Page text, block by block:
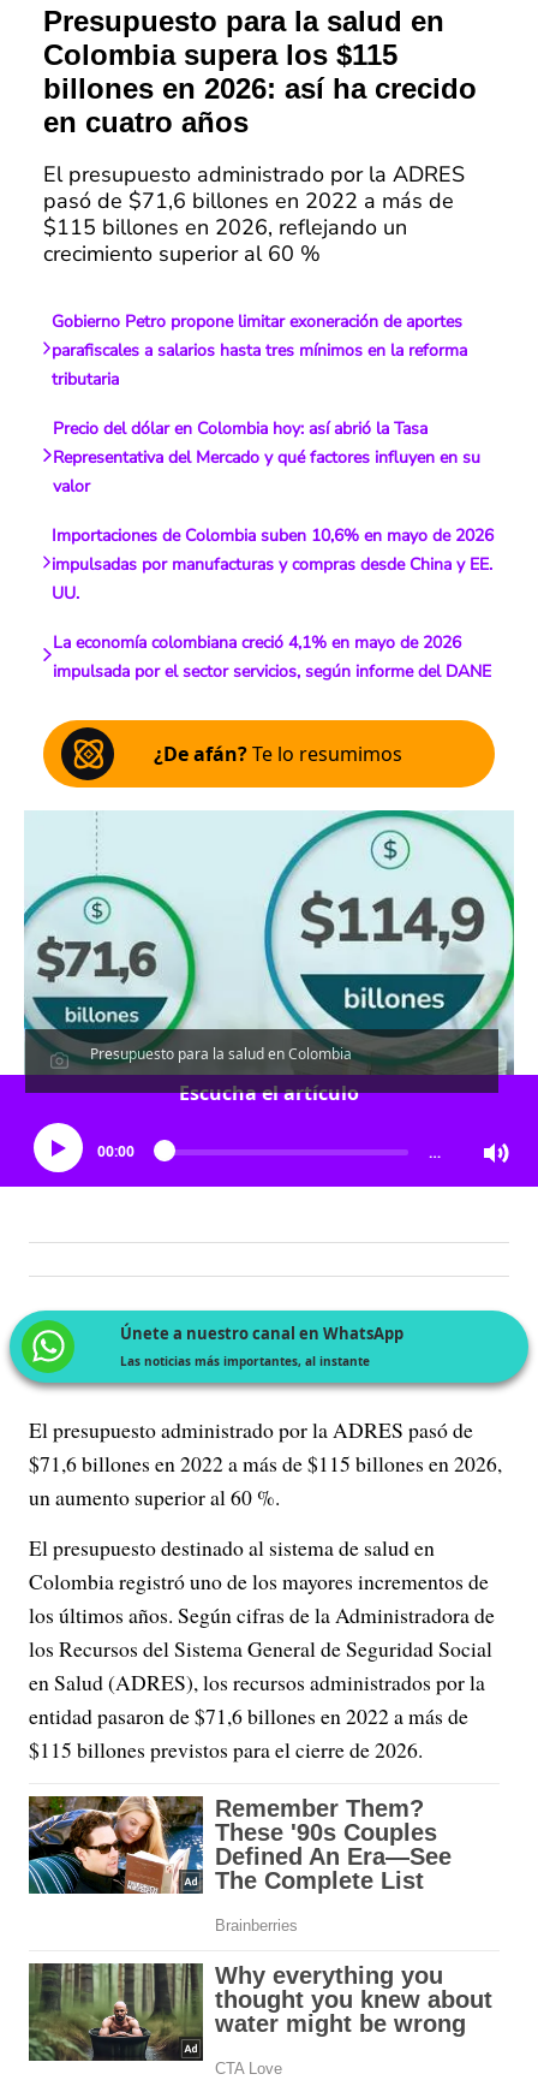
Presupuesto para la salud en
Colombia supera los $115
billones en 2026: así ha crecido
en cuatro años
El presupuesto administrado por la ADRES
pasó de $71,6 billones en 2022 a más de
$115 billones en 2026, reflejando un
crecimiento superior al 60 %
Gobierno Petro propone limitar exoneración de aportes
parafiscales a salarios hasta tres mínimos en la reforma
tributaria
Precio del dólar en Colombia hoy: así abrió la Tasa
Representativa del Mercado y qué factores influyen en su
valor
Importaciones de Colombia suben 10,6% en mayo de 2026
impulsadas por manufacturas y compras desde China y EE.
UU.
La economía colombiana creció 4,1% en mayo de 2026
impulsada por el sector servicios, según informe del DANE
¿De afán?Te lo resumimos
Presupuesto para la salud en Colombia
Escucha el artículo
00:00 …
Únete a nuestro canal en WhatsApp
Las noticias más importantes, al instante
El presupuesto administrado por la ADRES pasó de
$71,6 billones en 2022 a más de $115 billones en 2026,
un aumento superior al 60 %.
El presupuesto destinado al sistema de salud en
Colombia registró uno de los mayores incrementos de
los últimos años. Según cifras de la Administradora de
los Recursos del Sistema General de Seguridad Social
en Salud (ADRES), los recursos administrados por la
entidad pasaron de $71,6 billones en 2022 a más de
$115 billones previstos para el cierre de 2026.